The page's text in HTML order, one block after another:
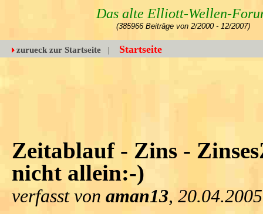
Das alte Elliott-Wellen-
(385966 Beiträge von 2/2000 - 12/2007)
zurueck zur Startseite | Startseite
Zeitablauf - Zins -
nicht allein:-)
verfasst von aman13,